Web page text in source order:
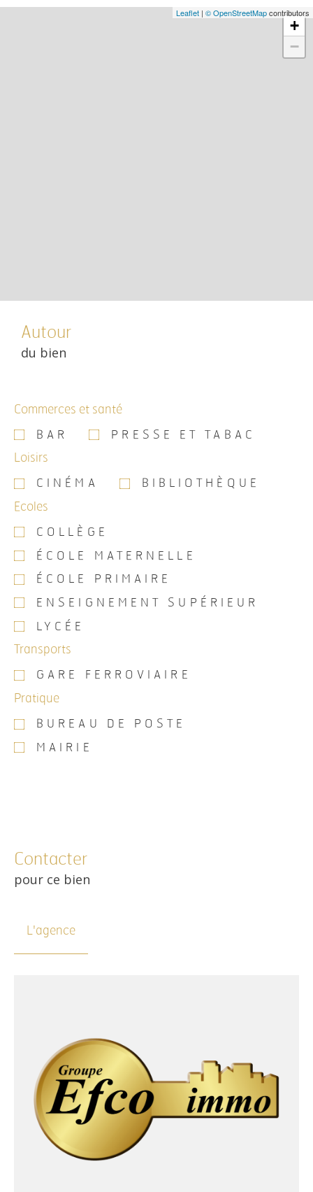
+
−
Leaflet | © OpenStreetMapcontributors
Autour
du bien
Commerces et santé
BAR PRESSE ET TABAC
Loisirs
CINÉMA BIBLIOTHÈQUE
Ecoles
COLLÈGE
ÉCOLE MATERNELLE
ÉCOLE PRIMAIRE
ENSEIGNEMENT SUPÉRIEUR
LYCÉE
Transports
GARE FERROVIAIRE
Pratique
BUREAU DE POSTE
MAIRIE
Contacter
pour ce bien
L'agence